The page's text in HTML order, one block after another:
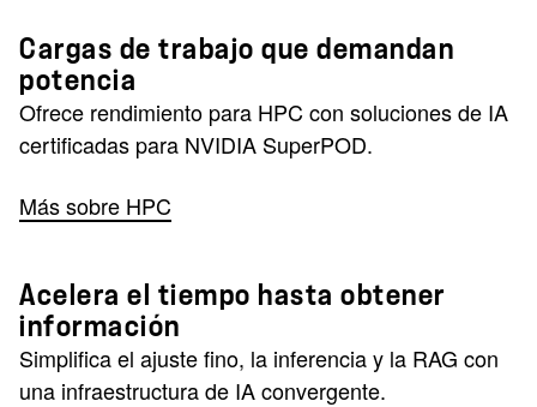
Cargas de trabajo que demandan
potencia
Ofrece rendimiento para HPC con soluciones de IA
certificadas para NVIDIA SuperPOD.
Más sobre HPC
Acelera el tiempo hasta obtener
información
Simplifica el ajuste fino, la inferencia y la RAG con
una infraestructura de IA convergente.